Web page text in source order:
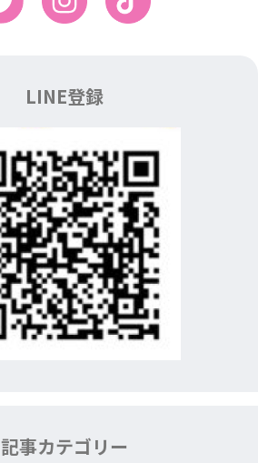
LINE登録
記事カテゴリー